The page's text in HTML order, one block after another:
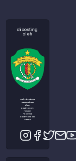
diposting
oleh
Admin Dinas
Peternakan
dan
Kesehatan
Hewan
Provinsi
Kalimantan
Timur